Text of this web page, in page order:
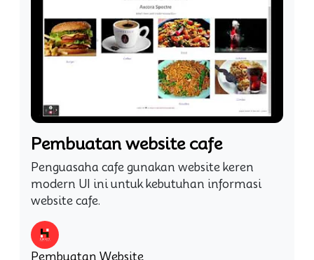
Pembuatan website cafe
Penguasaha cafe gunakan website keren
modern UI ini untuk kebutuhan informasi
website cafe.
Pembuatan Website